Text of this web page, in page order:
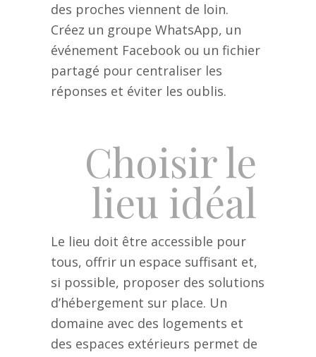
des proches viennent de loin.
Créez un groupe WhatsApp, un
événement Facebook ou un fichier
partagé pour centraliser les
réponses et éviter les oublis.
Choisir le
lieu idéal
Le lieu doit être accessible pour
tous, offrir un espace suffisant et,
si possible, proposer des solutions
d’hébergement sur place. Un
domaine avec des logements et
des espaces extérieurs permet de